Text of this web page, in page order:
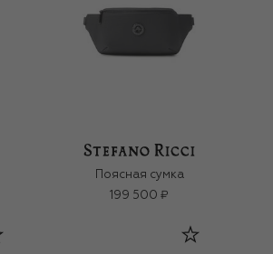
Поясная сумка
199 500 ₽